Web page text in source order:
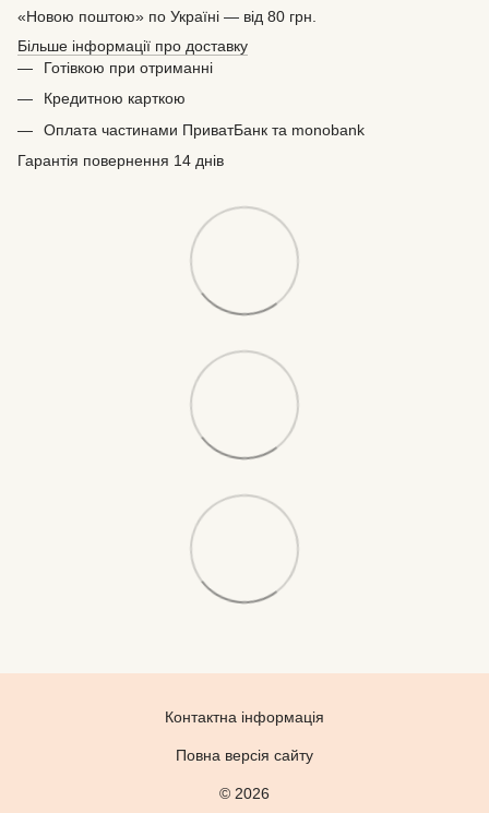
«Новою поштою» по Україні — від 80 грн.
Більше інформації про доставку
Готівкою при отриманні
Кредитною карткою
Оплата частинами ПриватБанк та monobank
Гарантія повернення 14 днів
Контактна інформація
Повна версія сайту
© 2026